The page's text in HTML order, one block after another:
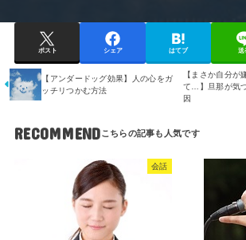
ポスト シェア はてブ 送
【アンダードッグ効果】人の心をガ
ッチリつかむ方法
【まさか自分が
て…】旦那が気
因
RECOMMEND
会話